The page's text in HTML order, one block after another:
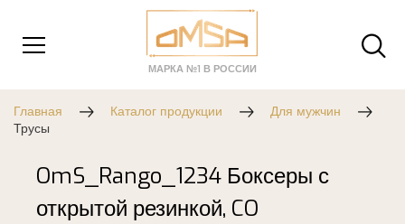
МАРКА №1 В РОССИИ
Главная Каталог продукции
Для мужчин
Трусы
OmS_Rango_1234 Боксеры с
открытой резинкой, CO